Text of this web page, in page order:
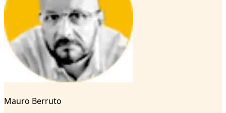
Mauro Berruto